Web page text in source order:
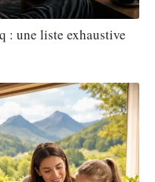
: une liste exhaustive